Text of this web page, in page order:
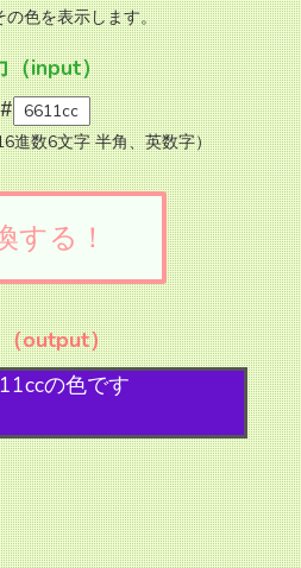
の色を表示します。
（input）
#
進数6文字 半角、英数字）
する！
output）
の色です